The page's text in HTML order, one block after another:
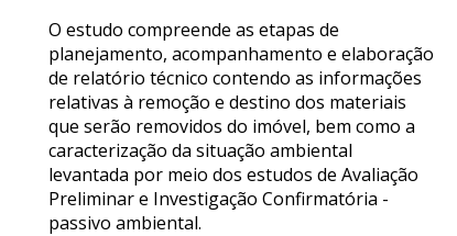
O estudo compreende as etapas de
planejamento, acompanhamento e elaboração
de relatório técnico contendo as informações
relativas à remoção e destino dos materiais
que serão removidos do imóvel, bem como a
caracterização da situação ambiental
levantada por meio dos estudos de Avaliação
Preliminar e Investigação Confirmatória -
passivo ambiental.